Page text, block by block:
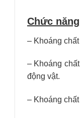
Chức
– Khoáng
– Khoáng
động vật.
– Khoáng